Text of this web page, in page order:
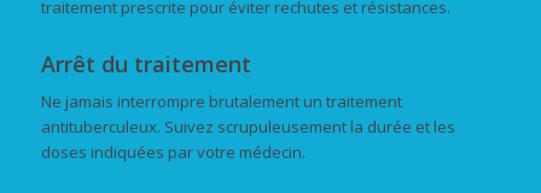
traitement prescrite pour éviter rechutes et résistances.
Arrêt du traitement
Ne jamais interrompre brutalement un traitement
antituberculeux. Suivez scrupuleusement la durée et les
doses indiquées par votre médecin.